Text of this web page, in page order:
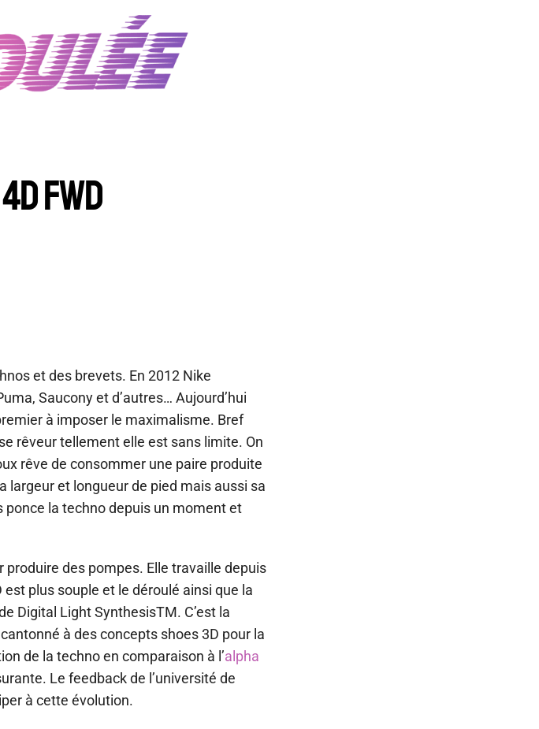
FWD
et des brevets. En 2012 Nike
Saucony et d’autres… Aujourd’hui
à imposer le maximalisme. Bref
rêveur tellement elle est sans limite. On
rêve de consommer une paire produite
largeur et longueur de pied mais aussi sa
ponce la techno depuis un moment et
produire des pompes. Elle travaille depuis
plus souple et le déroulé ainsi que la
Digital Light SynthesisTM. C’est la
à des concepts shoes 3D pour la
de la techno en comparaison à l’alpha
Le feedback de l’université de
à cette évolution.